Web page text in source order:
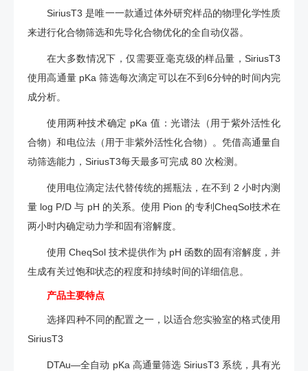
SiriusT3 是唯一一款通过体外研究样品的物理化学性质
来进行化合物筛选和先导化合物优化的全自动仪器。
在大多数情况下，仅需要亚毫克级的样品量，SiriusT3
使用高通量 pKa 筛选每次滴定可以在不到6分钟的时间内完
成分析。
使用两种技术确定 pKa 值：光谱法（用于紫外活性化
合物）和电位法（用于非紫外活性化合物）。凭借高通量自
动筛选能力，SiriusT3每天最多可完成 80 次检测。‍
使用电位滴定法代替传统的摇瓶法，在不到 2 小时内测
量 log P/D 与 pH 的关系。使用 Pion 的专利CheqSol技术在
两小时内确定动力学和固有溶解度。
使用 CheqSol 技术提供作为 pH 函数的固有溶解度，并
生成有关过饱和状态的程度和持续时间的详细信息。
产品主要特点
选择四种不同的配置之一，以适合您实验室的格式使用
SiriusT3
DTAu—全自动 pKa 高通量筛选 SiriusT3 系统，具有光